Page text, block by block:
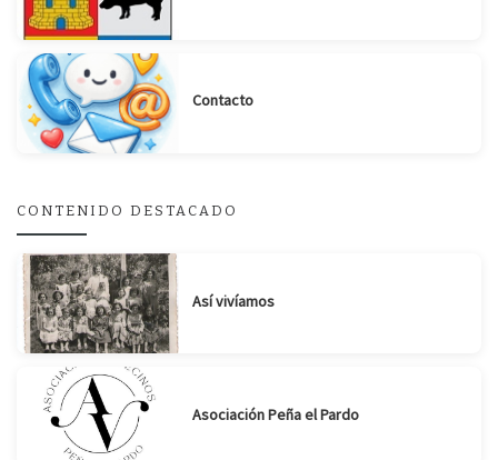
Contacto
CONTENIDO DESTACADO
Así vivíamos
Asociación Peña el Pardo